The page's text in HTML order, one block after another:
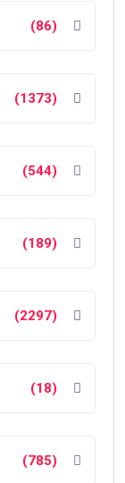
(86)
(1373)
(544)
(189)
(2297)
(18)
(785)